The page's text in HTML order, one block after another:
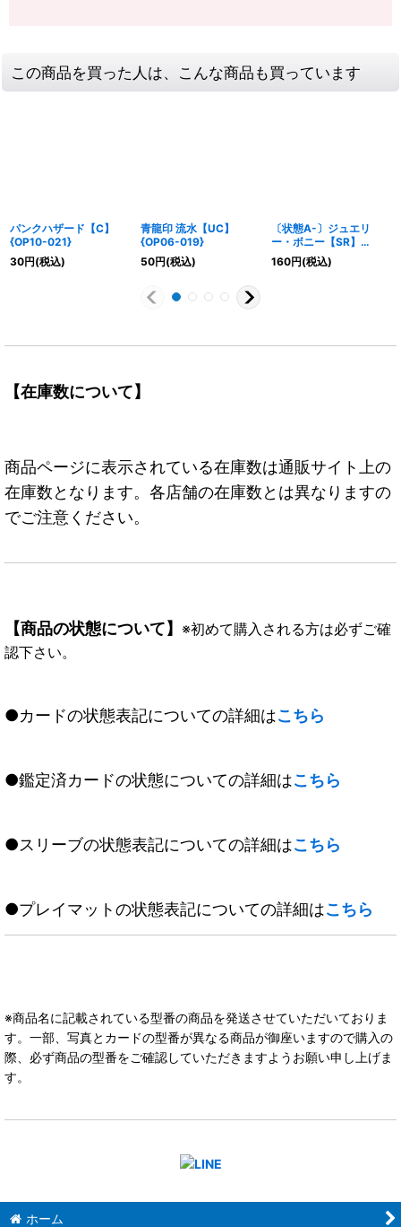
この商品を買った人は、こんな商品も買っています
パンクハザード【C】
{OP10-021}
30円(税込)
青龍印 流水【UC】
{OP06-019}
50円(税込)
〔状態A-〕ジュエリ
ー・ボニー【SR】
{OP07-026}
160円(税込)
【在庫数について】
商品ページに表示されている在庫数は通販サイト上の
在庫数となります。各店舗の在庫数とは異なりますの
でご注意ください。
【商品の状態について】 ※初めて購入される方は必ずご確
認下さい。
●カードの状態表記についての詳細はこちら
●鑑定済カードの状態についての詳細はこちら
●スリーブの状態表記についての詳細はこちら
●プレイマットの状態表記についての詳細はこちら
※商品名に記載されている型番の商品を発送させていただいておりま
す。一部、写真とカードの型番が異なる商品が御座いますので購入の
際、必ず商品の型番をご確認していただきますようお願い申し上げま
す。
ホーム